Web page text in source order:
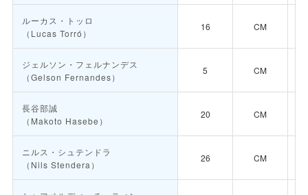
ルーカス・トッロ
（Lucas Torró）
16 CM
ジェルソン・フェルナンデス
（Gelson Fernandes）
5 CM
長谷部誠
（Makoto Hasebe）
20 CM
ニルス・シュテンドラ
（Nils Stendera）
26 CM